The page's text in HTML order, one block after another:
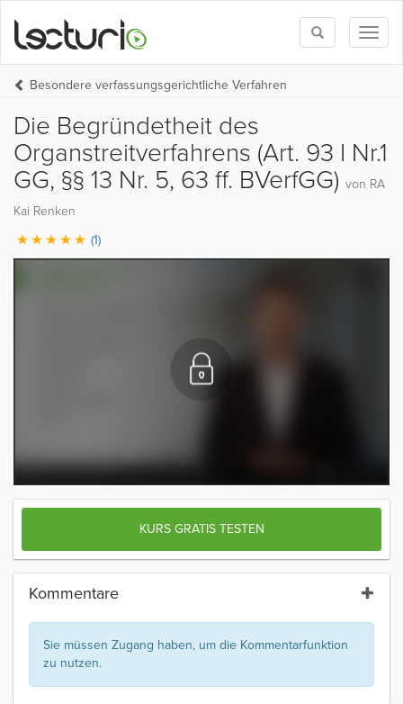
Toggle
search
Besondere verfassungsgerichtliche Verfahren
Die Begründetheit des
Organstreitverfahrens (Art. 93 I Nr.1
GG, §§ 13 Nr. 5, 63 ff. BVerfGG) von RA
Kai Renken
(1)
KURS GRATIS TESTEN
Kommentare
Sie müssen Zugang haben, um die Kommentarfunktion
zu nutzen.